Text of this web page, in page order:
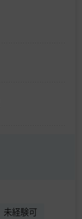
未経験可